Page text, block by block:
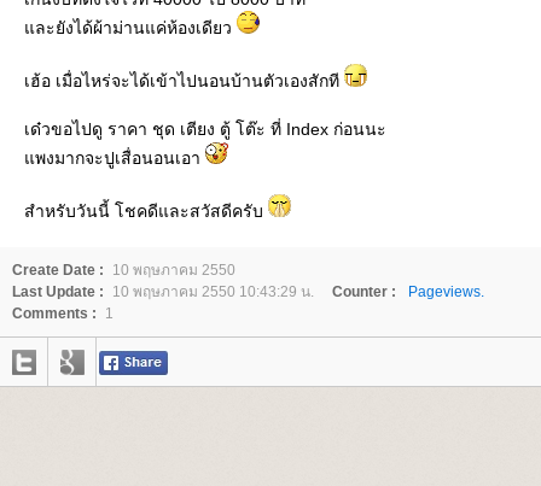
ละยังได้ผ้าม่านแค่ห้องเดียว
เฮ้อ เมื่อไหร่จะได้เข้าไปนอนบ้านตัวเองสักที
เด๋วขอไปดู ราคา ชุด เตียง ตู้ โต๊ะ ที่ Index ก่อนนะ
พงมากจะปูเสื่อนอนเอา
สำหรับวันนี้ โชคดีและสวัสดีครับ
Create Date :
10 พฤษภาคม 2550
Last Update :
10 พฤษภาคม 2550 10:43:29 น. Counter :
Pageviews.
Comments :
1